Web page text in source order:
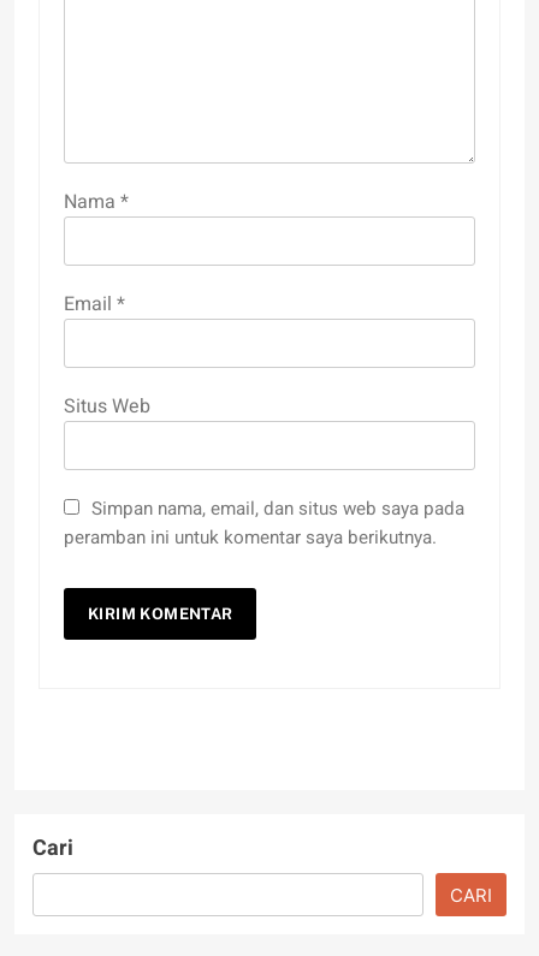
Nama *
Email *
Situs Web
Simpan nama, email, dan situs web saya pada
peramban ini untuk komentar saya berikutnya.
Cari
CARI